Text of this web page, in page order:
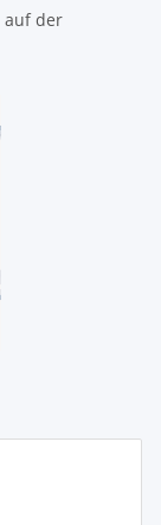
auf der